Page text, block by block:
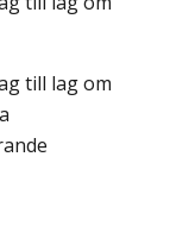
till lag om